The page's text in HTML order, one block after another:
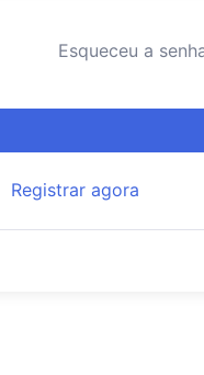
Esqueceu a
Registrar agora